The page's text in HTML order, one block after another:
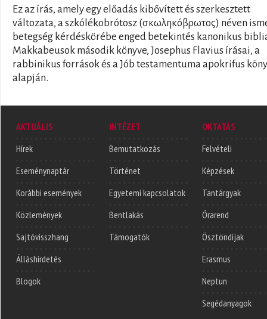
Ez az írás, amely egy előadás kibővített és szerkesztett
változata, a szkólékobrótosz (σκωληκόβρωτος) néven
betegség kérdéskörébe enged betekintés kanonikus
Makkabeusok második könyve, Josephus Flavius írásai, a
rabbinikus források és a Jób testamentuma apokrifus
alapján.
AKTUÁLIS
Hírek
Eseménynaptár
Korábbi események
Közlemények
Sajtóvisszhang
Álláshirdetés
Blogok
INTÉZET
Bemutatkozás
Történet
Egyetemi kapcsolatok
Bentlakás
Támogatók
OKTATÁS
Felvételi
Képzések
Tantárgyak
Órarend
Ösztöndíjak
Erasmus
Neptun
Segédanyagok